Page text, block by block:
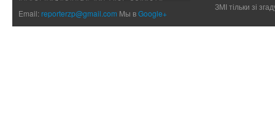
Email:reporterzp@gmail.com Мы вGoogle+
ЗМІ тільки зі